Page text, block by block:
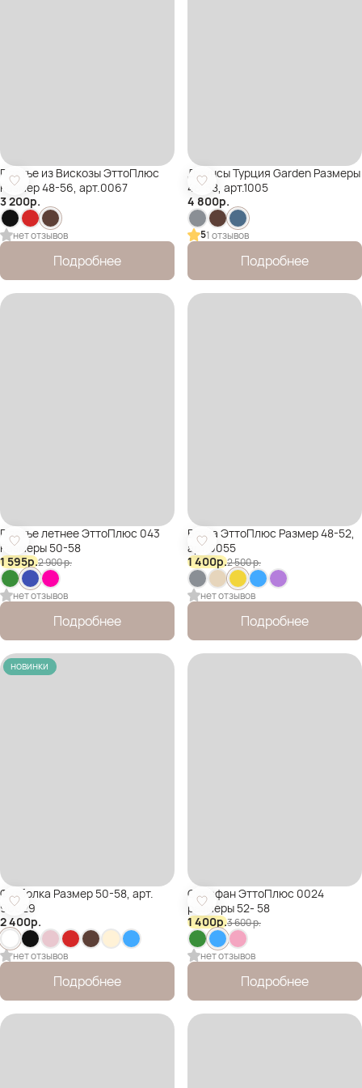
Платье из Вискозы ЭттоПлюс
Размер 48-56, арт.0067
3 200р.
нет отзывов
Подробнее
Джинсы Турция Garden Размеры
48-58, арт.1005
4 800р.
51 отзывов
Подробнее
Платье летнее ЭттоПлюс 043
Размеры 50-58
1 595р.2 900р.
нет отзывов
Подробнее
Блуза ЭттоПлюс Размер 48-52,
арт.0055
1 400р.2 500р.
нет отзывов
Подробнее
новинки
Футболка Размер 50-58, арт.
96029
2 400р.
нет отзывов
Подробнее
Сарафан ЭттоПлюс 0024
размеры 52- 58
1 400р.3 600р.
нет отзывов
Подробнее